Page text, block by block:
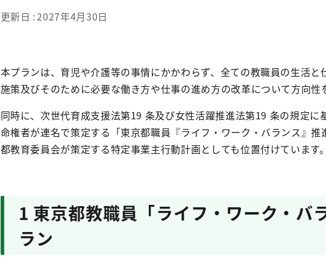
更新日 2027年4月30日
本プランは、育児や介護等の事情にかかわらず、全ての教職員の生活と
施策及びそのために必要な働き方や仕事の進め方の改革について方向性
同時に、次世代育成支援法第19 条及び女性活躍推進法第19 条の規定に
命権者が連名で策定する「東京都職員『ライフ・ワーク・バランス』推
都教育委員会が策定する特定事業主行動計画としても位置付けています。
1 東京都教職員「ライフ・ワーク・バ
ラン